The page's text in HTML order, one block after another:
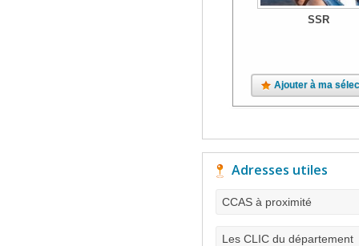
SSR
Ajouter à ma
Adresses utiles
CCAS à proximité
Les CLIC du département